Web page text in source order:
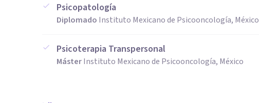
Psicopatología
Diplomado Instituto Mexicano de Psicooncología, México
Psicoterapia Transpersonal
MásterInstituto Mexicano de Psicooncología, México